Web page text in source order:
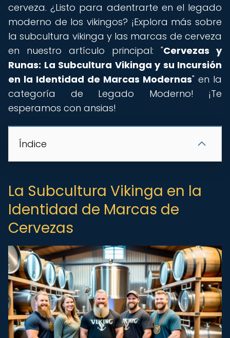
cerveza. ¿Listo para adentrarte en el legado
moderno de los vikingos? ¡Explora más sobre
la subcultura vikinga y las marcas de cerveza
en nuestro artículo principal: "Cervezas y
Runas: La Subcultura Vikinga y su Incursión
en la Identidad de Marcas Modernas" en la
categoría de Legado Moderno! ¡Te
esperamos con ansias!
Índice
La Subcultura Vikinga en la
Identidad de Marcas de
Cervezas